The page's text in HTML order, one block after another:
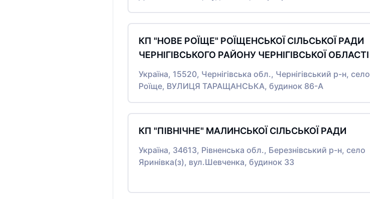
КП "НОВЕ РОЇЩЕ" РОЇЩЕНСЬКОЇ СІЛЬСЬКОЇ РАДИ
ЧЕРНІГІВСЬКОГО РАЙОНУ ЧЕРНІГІВСЬКОЇ ОБЛАСТІ
Україна, 15520, Чернігівська обл., Чернігівський р-н, село
Роїще, ВУЛИЦЯ ТАРАЩАНСЬКА, будинок 86-А
КП "ПІВНІЧНЕ" МАЛИНСЬКОЇ СІЛЬСЬКОЇ РАДИ
Україна, 34613, Рівненська обл., Березнівський р-н, село
Яринівка(з), вул.Шевченка, будинок 33